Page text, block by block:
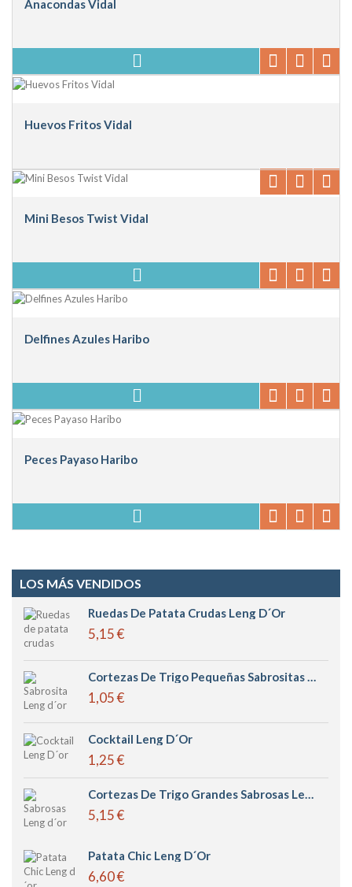
Anacondas Vidal
Huevos Fritos Vidal
Mini Besos Twist Vidal
Delfines Azules Haribo
Peces Payaso Haribo
LOS MÁS VENDIDOS
Ruedas De Patata Crudas Leng D´or
5,15 €
Cortezas De Trigo Pequeñas Sabrositas Leng D´or
1,05 €
Cocktail Leng D´or
1,25 €
Cortezas De Trigo Grandes Sabrosas Leng D´or
5,15 €
Patata Chic Leng D´or
6,60 €